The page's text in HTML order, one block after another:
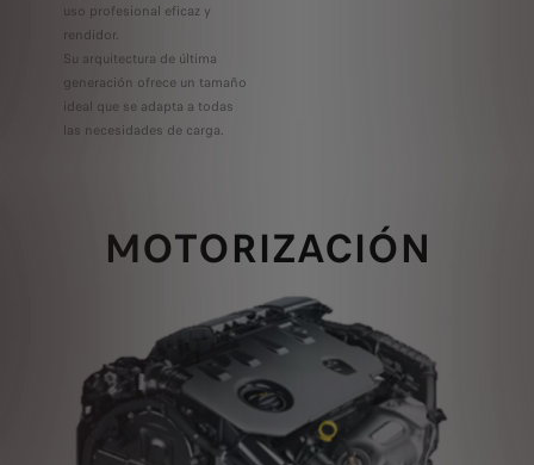
uso profesional eficaz y
rendidor.
Su arquitectura de última
generación ofrece un tamaño
ideal que se adapta a todas
las necesidades de carga.
MOTORIZACIÓN